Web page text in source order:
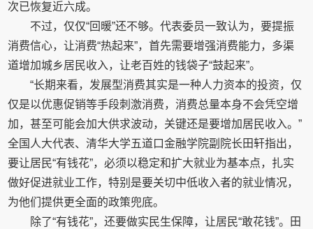
次已恢复近六成。
不过，仅仅“回暖”还不够。代表委员一致认为，要提振
消费信心，让消费“热起来”，首先需要增强消费能力，多渠
道增加城乡居民收入，让老百姓的钱袋子“鼓起来”。
“长期来看，发展型消费其实是一种人力资本的投资，仅
仅是以优惠促销等手段刺激消费，消费总量本身不会凭空增
加，甚至可能会加大供求波动，关键还是要增加居民收入。”
全国人大代表、清华大学五道口金融学院副院长田轩指出，
要让居民“有钱花”，必须以稳定和扩大就业为基本点，扎实
做好促进就业工作，特别是要关切中低收入者的就业情况，
为他们提供更全面的政策兜底。
除了“有钱花”，还要做实民生保障，让居民“敢花钱”。田